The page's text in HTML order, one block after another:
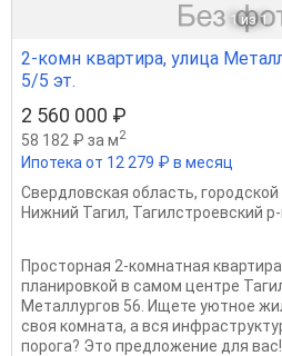
1 из 1
2-комн квартира, улица
5/5 эт.
2 560 000 ₽
58 182 ₽ за м2
Ипотека от 12 279 ₽ в месяц
Свердловская область,
Нижний Тагил, Тагилстроевский
Просторная 2-комнатная
планировкой в самом центре
Металлургов 56. Ищете уютное
своя комната, а вся
порога? Это предложение для вас!